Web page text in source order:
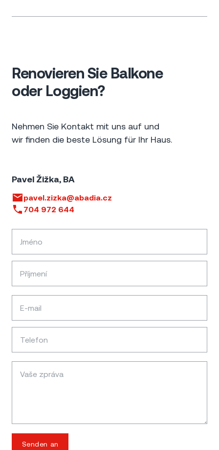
Renovieren Sie Balkone
oder Loggien?
Nehmen Sie Kontakt mit uns auf und
wir finden die beste Lösung für Ihr Haus.
Pavel Žižka, BA
pavel.zizka@abadia.cz
704 972 644
Senden an